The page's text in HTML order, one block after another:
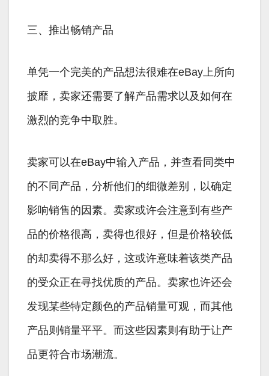
三、推出畅销产品
单凭一个完美的产品想法很难在eBay上所向
披靡，卖家还需要了解产品需求以及如何在
激烈的竞争中取胜。
卖家可以在eBay中输入产品，并查看同类中
的不同产品，分析他们的细微差别，以确定
影响销售的因素。卖家或许会注意到有些产
品的价格很高，卖得也很好，但是价格较低
的却卖得不那么好，这或许意味着该类产品
的受众正在寻找优质的产品。卖家也许还会
发现某些特定颜色的产品销量可观，而其他
产品则销量平平。而这些因素则有助于让产
品更符合市场潮流。